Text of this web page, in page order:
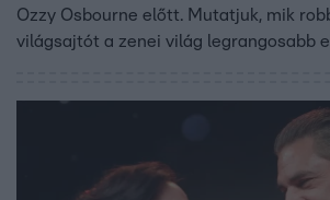
Ozzy Osbourne előtt. Mutatjuk, mik
világsajtót a zenei világ legrangosabb